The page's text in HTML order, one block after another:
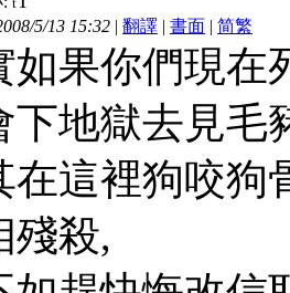
5/13 15:32 | 翻譯 | 書面 | 简繁
如果你們現在
下地獄去見毛
在這裡狗咬狗
殘殺,